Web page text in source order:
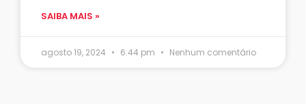
SAIBA MAIS »
agosto 19, 2024 6:44 pm Nenhum comentário